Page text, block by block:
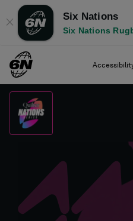
✕
Six Nations
Six Nations